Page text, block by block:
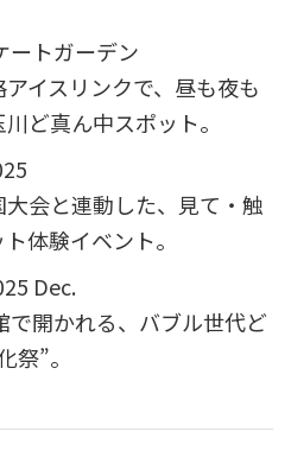
ートガーデン
イスリンクで、昼も夜も
ど真ん中スポット。
会と連動した、見て・触
体験イベント。
Dec.
で開かれる、バブル世代ど
祭”。